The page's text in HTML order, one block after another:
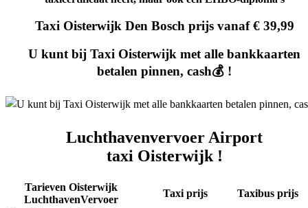
Taxi Oisterwijk Den Bosch prijs vanaf € 39,99
U kunt bij Taxi Oisterwijk met alle bankkaarten
betalen pinnen, cash💰 !
Luchthavenvervoer Airport
taxi Oisterwijk !
Tarieven Oisterwijk
LuchthavenVervoer
Taxi prijs
Taxibus prijs